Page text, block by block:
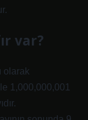
var?
olarak
1,000,000,001